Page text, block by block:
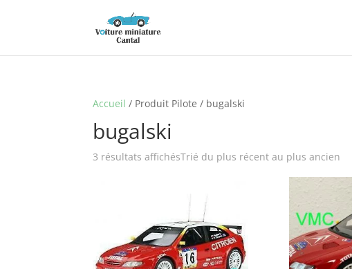
Accueil / Produit Pilote / bugalski
bugalski
3 résultats affichésTrié du plus récent au plus ancien